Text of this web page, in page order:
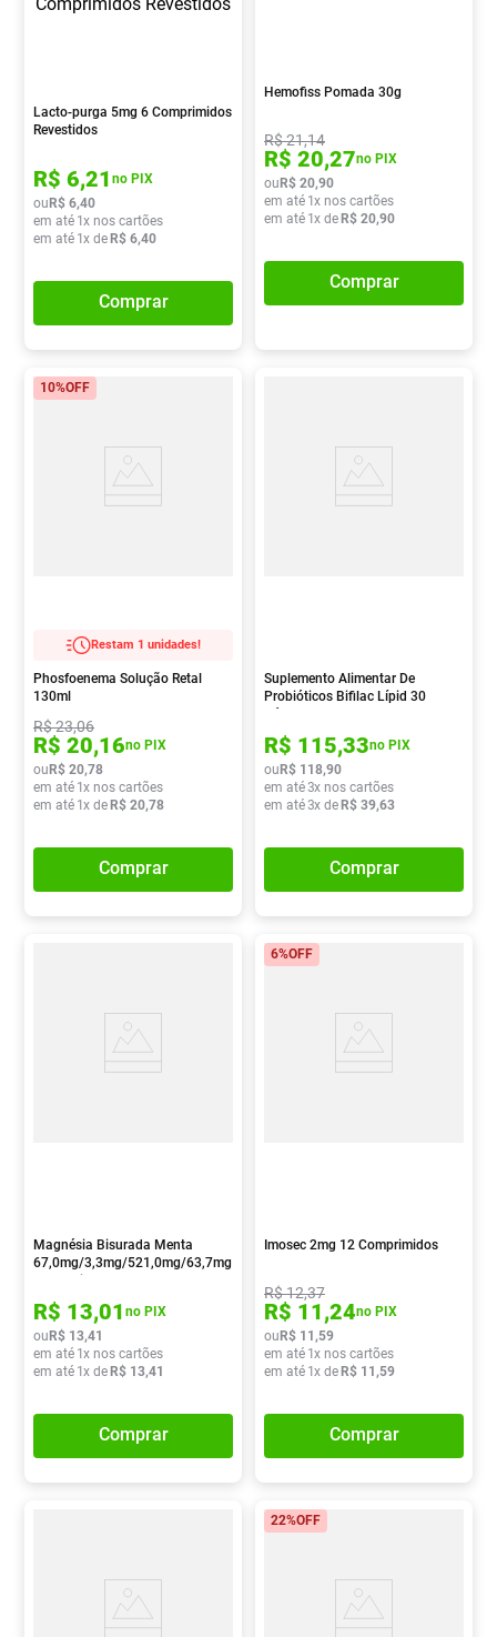
Lacto-purga 5mg 6 Comprimidos
Revestidos
R$ 6,21 no PIX
ouR$ 6,40
em até 1x nos cartões
em até 1x deR$ 6,40
Comprar
Hemofiss Pomada 30g
R$21,14
R$ 20,27no PIX
ouR$ 20,90
em até 1x nos cartões
em até 1x deR$ 20,90
Comprar
10%OFF
Restam 1 unidades!
Phosfoenema Solução Retal
130ml
R$23,06
R$ 20,16no PIX
ouR$ 20,78
em até 1x nos cartões
em até 1x deR$ 20,78
Comprar
Suplemento Alimentar De
Probióticos Bifilac Lípid 30
Cápsulas
R$ 115,33no PIX
ouR$ 118,90
em até3x nos cartões
em até3x deR$ 39,63
Comprar
Magnésia Bisurada Menta
67,0mg/3,3mg/521,0mg/63,7mg
10 Pastilhas
R$ 13,01 no PIX
ouR$ 13,41
em até 1x nos cartões
em até 1x deR$ 13,41
Comprar
6%OFF
Imosec 2mg 12 Comprimidos
R$12,37
R$ 11,24no PIX
ouR$ 11 ,59
em até 1x nos cartões
em até 1x deR$ 11 ,59
Comprar
22%OFF